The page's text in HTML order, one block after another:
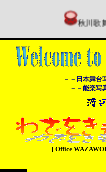
秋川歌舞伎あき
－－日本舞台
－－能楽写
[ Office